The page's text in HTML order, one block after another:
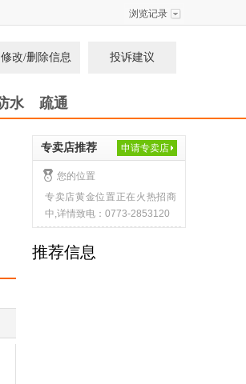
浏览记录
修改/删除信息 投诉建议
水 疏通
专卖店推荐 申请专卖店
您的位置
专卖店黄金位置正在火热招商
中,详情致电：0773-2853120
推荐信息